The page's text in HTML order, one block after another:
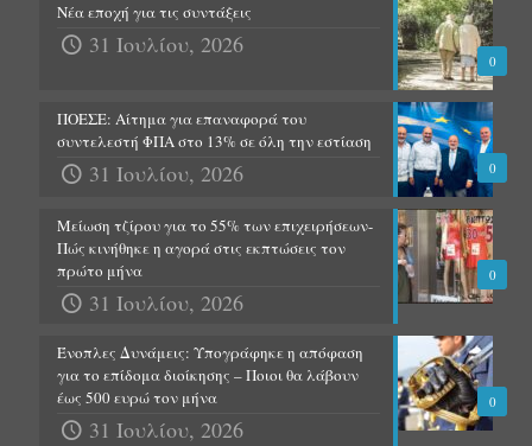
0
Νέα εποχή για τις συντάξεις
31 Ιουλίου, 2026
0
ΠΟΕΣΕ: Αίτημα για επαναφορά του
συντελεστή ΦΠΑ στο 13% σε όλη την εστίαση
31 Ιουλίου, 2026
0
Μείωση τζίρου για το 55% των επιχειρήσεων-
Πώς κινήθηκε η αγορά στις εκπτώσεις τον
πρώτο μήνα
31 Ιουλίου, 2026
0
Ένοπλες Δυνάμεις: Υπογράφηκε η απόφαση
για το επίδομα διοίκησης – Ποιοι θα λάβουν
έως 500 ευρώ τον μήνα
31 Ιουλίου, 2026